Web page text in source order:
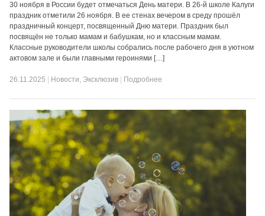
30 ноября в России будет отмечаться День матери. В 26-й школе Калуги
праздник отметили 26 ноября. В ее стенах вечером в среду прошёл
праздничный концерт, посвященный Дню матери. Праздник был
посвящён не только мамам и бабушкам, но и классным мамам.
Классные руководители школы собрались после рабочего дня в уютном
актовом зале и были главными героинями […]
26.11.2025 Новости, Эксклюзив Подробнее